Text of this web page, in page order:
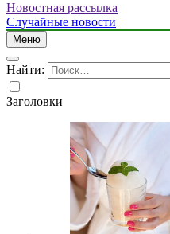
Новостная рассылка
Случайные новости
Меню
Найти:
Заголовки